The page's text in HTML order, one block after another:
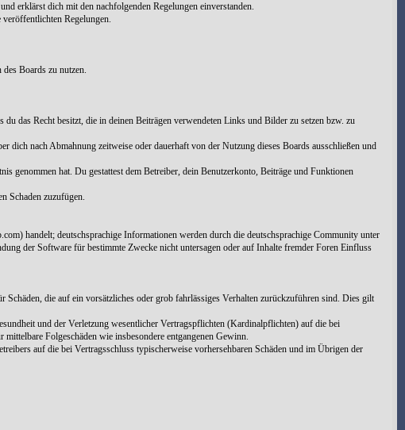
erklärst dich mit den nachfolgenden Regelungen einverstanden.
Regelungen.
Boards zu nutzen.
das Recht besitzt, die in deinen Beiträgen verwendeten Links und Bilder zu setzen bzw. zu
dich nach Abmahnung zeitweise oder dauerhaft von der Nutzung dieses Boards ausschließen und
genommen hat. Du gestattest dem Betreiber, dein Benutzerkonto, Beiträge und Funktionen
Schaden zuzufügen.
handelt; deutschsprachige Informationen werden durch die deutschsprachige Community unter
der Software für bestimmte Zwecke nicht untersagen oder auf Inhalte fremder Foren Einfluss
die auf ein vorsätzliches oder grob fahrlässiges Verhalten zurückzuführen sind. Dies gilt
und der Verletzung wesentlicher Vertragspflichten (Kardinalpflichten) auf die bei
Folgeschäden wie insbesondere entgangenen Gewinn.
auf die bei Vertragsschluss typischerweise vorhersehbaren Schäden und im Übrigen der